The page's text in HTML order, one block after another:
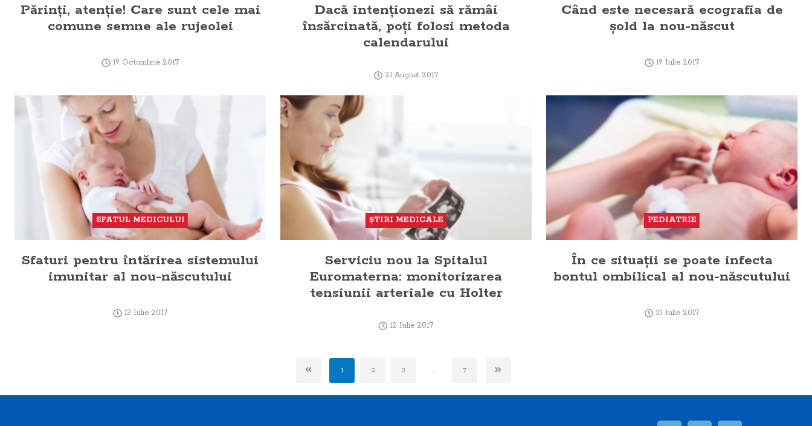
Părinţi, atenţie! Care sunt cele mai
comune semne ale rujeolei
19 Octombrie 2017
Dacă intenţionezi să rămâi
însărcinată, poţi folosi metoda
calendarului
21 August 2017
Când este necesară ecografia de
şold la nou-născut
19 Iulie 2017
SFATUL MEDICULUI
Sfaturi pentru întărirea sistemului
imunitar al nou-născutului
13 Iulie 2017
ŞTIRI MEDICALE
Serviciu nou la Spitalul
Euromaterna: monitorizarea
tensiunii arteriale cu Holter
12 Iulie 2017
PEDIATRIE
În ce situaţii se poate infecta
bontul ombilical al nou-născutului
10 Iulie 2017
1 2 3 ... 7